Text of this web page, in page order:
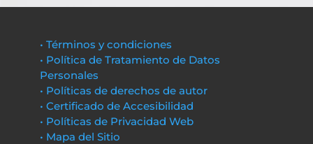
• Términos y condiciones
• Política de Tratamiento de Datos
Personales
• Políticas de derechos de autor
• Certificado de Accesibilidad
• Políticas de Privacidad Web
• Mapa del Sitio